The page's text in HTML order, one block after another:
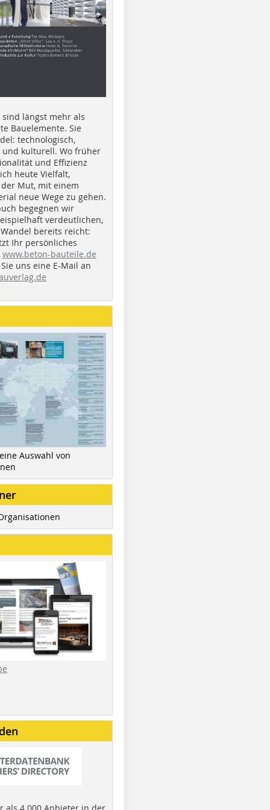
längst mehr als
Bauelemente. Sie
technologisch,
und kulturell. Wo früher
und Effizienz
heute Vielfalt,
Mut, mit einem
neue Wege zu gehen.
begegnen wir
verdeutlichen,
bereits reicht:
Ihr persönliches
www.beton-bauteile.de
uns eine E-Mail an
Auswahl von